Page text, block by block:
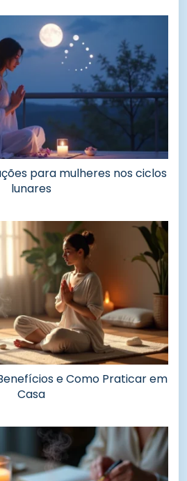
para mulheres nos ciclos
lunares
e Como Praticar em
Casa